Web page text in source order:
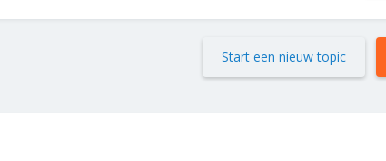
Start een nieuw topic